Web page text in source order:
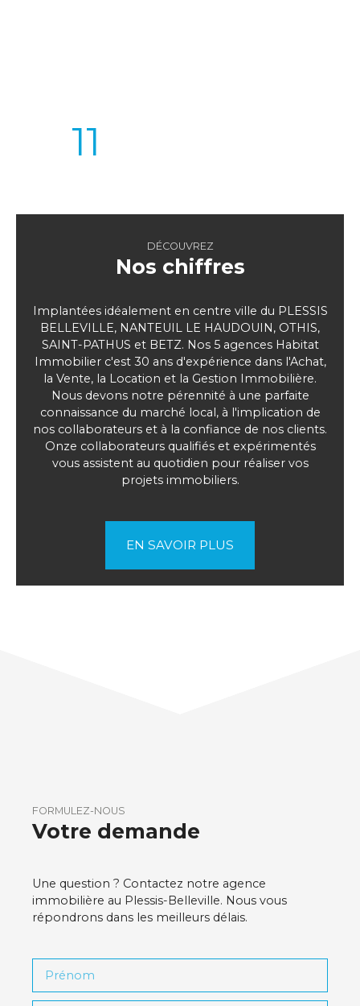
11
DÉCOUVREZ
Nos chiffres
Implantées idéalement en centre ville du PLESSIS
BELLEVILLE, NANTEUIL LE HAUDOUIN, OTHIS,
SAINT-PATHUS et BETZ. Nos 5 agences Habitat
Immobilier c'est 30 ans d'expérience dans l'Achat,
la Vente, la Location et la Gestion Immobilière.
Nous devons notre pérennité à une parfaite
connaissance du marché local, à l'implication de
nos collaborateurs et à la confiance de nos clients.
Onze collaborateurs qualifiés et expérimentés
vous assistent au quotidien pour réaliser vos
projets immobiliers.
EN SAVOIR PLUS
FORMULEZ-NOUS
Votre demande
Une question ? Contactez notre agence
immobilière au Plessis-Belleville. Nous vous
répondrons dans les meilleurs délais.
Prénom